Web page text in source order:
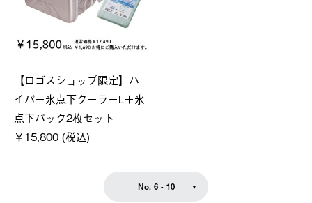
【ロゴスショップ限定】ハ
イパー氷点下クーラーL＋氷
点下パック2枚セット
￥15,800 (税込)
No. 6 - 10